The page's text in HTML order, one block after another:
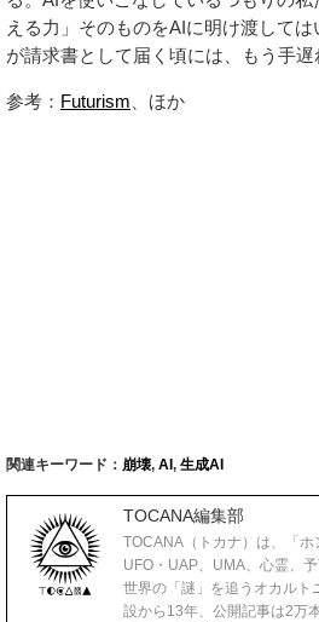
える力」そのものをAIに明け渡して
が請求書として届く頃には、もう手遅
参考： Futurism 、ほか
関連キーワード： 崩壊, AI, 生成AI
TOCANA編集部
TOCANA（トカナ）は、「ホ
UFO・UAP、UMA、心霊、
世界の「謎」を追うオカルト
設から13年、公開記事は2万本